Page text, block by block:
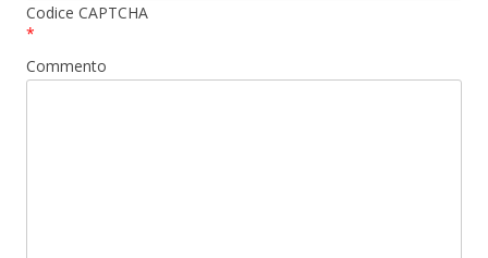
Codice CAPTCHA
*
Commento